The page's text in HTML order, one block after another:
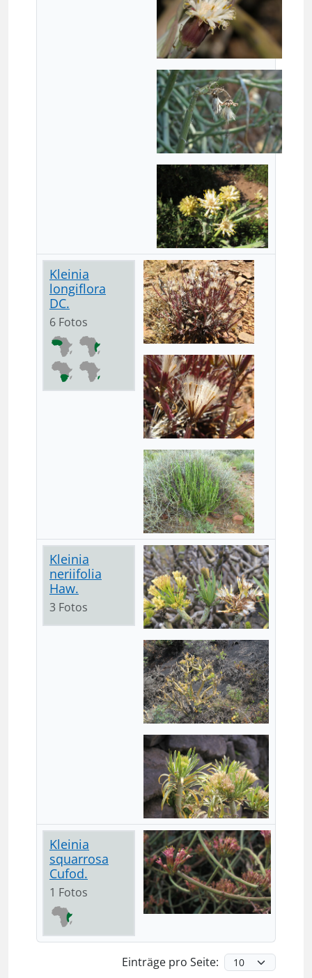
Kleinia
longiflora
DC.
6 Fotos
Kleinia
neriifolia
Haw.
3 Fotos
Kleinia
squarrosa
Cufod.
1 Fotos
Einträge pro Seite: